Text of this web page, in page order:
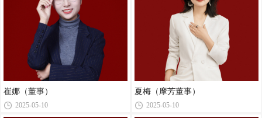
崔娜（董事）
2025-05-10
夏梅（摩芳董事）
2025-05-10